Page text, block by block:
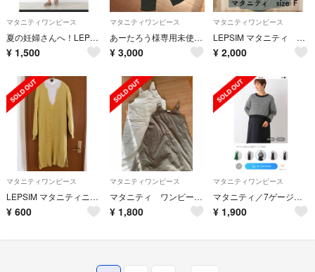
マタニティワンピース
夏の妊婦さんへ！LEPSIMマタニティワンピース
¥ 1,500
マタニティワンピース
あーたろう様専用未使用マタニティー スーツ レプシィム
¥ 3,000
マタニティワンピース
LEPSIM マタニティ ジャンスカ サイズＦ
¥ 2,000
マタニティワンピース
LEPSIM マタニティニットワンピース
¥ 600
マタニティワンピース
マタニティ ワンピース ジャンスカ レプシム
¥ 1,800
マタニティワンピース
マタニティ／7ゲージジャガード2ピースセットワンピース
¥ 1,900